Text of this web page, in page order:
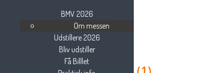
BMV 2026
Om messen
Udstillere 2026
Bliv udstiller
Få Billlet